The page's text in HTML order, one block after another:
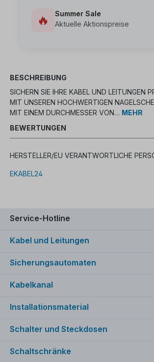
🔥
Summer Sale
Aktuelle Aktionspreise
BESCHREIBUNG
SICHERN SIE IHRE KABEL UND LEITUNGEN
MIT UNSEREN HOCHWERTIGEN
IT EINEM DURCHMESSER VON… MEHR
BEWERTUNGEN
HERSTELLER/EU VERANTWORTLICHE
EKABEL24
Service-Hotline
Kabel und Leitungen
Sicherungsautomaten
Kabelkanal
Installationsmaterial
Schalter und Steckdosen
Schaltschränke